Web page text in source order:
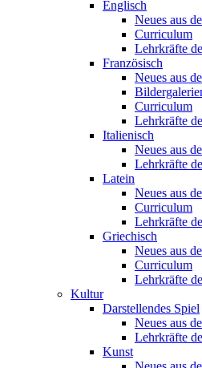
Englisch
Neues aus
Curriculum
Lehrkräfte
Französisch
Neues aus
Curriculum
Lehrkräfte
Italienisch
Neues aus
Lehrkräfte
Latein
Neues aus
Curriculum
Lehrkräfte
Griechisch
Neues aus
Curriculum
Lehrkräfte
Kultur
Darstellendes Spiel
Neues aus
Lehrkräfte
Kunst